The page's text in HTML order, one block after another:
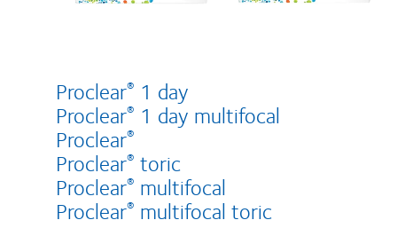
Proclear® 1 day
Proclear® 1 day multifocal
Proclear®
Proclear® toric
Proclear® multifocal
Proclear® multifocal toric